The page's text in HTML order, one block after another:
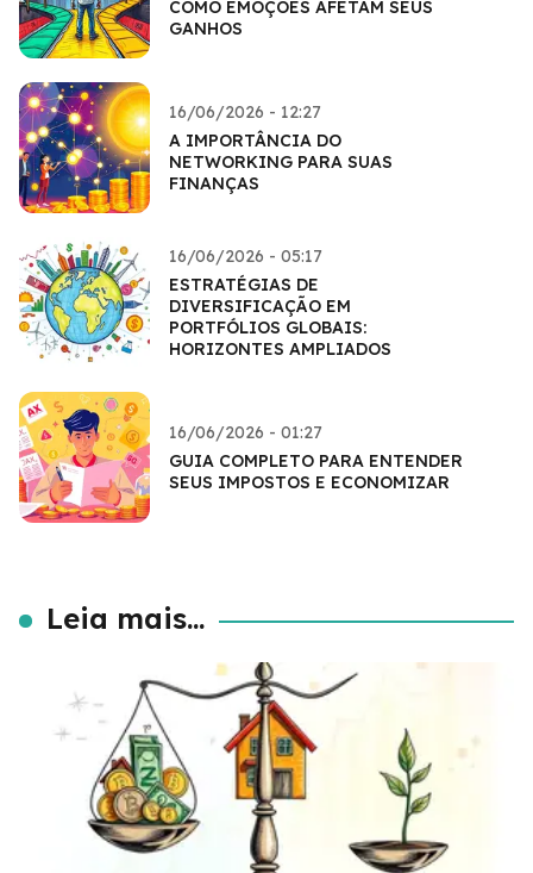
COMO EMOÇÕES AFETAM SEUS
GANHOS
16/06/2026 - 12:27
A IMPORTÂNCIA DO
NETWORKING PARA SUAS
FINANÇAS
16/06/2026 - 05:17
ESTRATÉGIAS DE
DIVERSIFICAÇÃO EM
PORTFÓLIOS GLOBAIS:
HORIZONTES AMPLIADOS
16/06/2026 - 01:27
GUIA COMPLETO PARA ENTENDER
SEUS IMPOSTOS E ECONOMIZAR
Leia mais...